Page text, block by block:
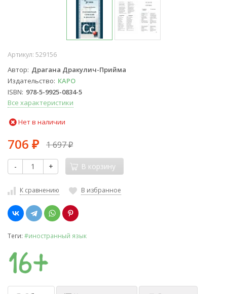
Артикул: 529156
Автор Драгана Дракулич-Прийма
Издательство КАРО
ISBN 978-5-9925-0834-5
Все характеристики
Нет в наличии
706 ₽ 1 697₽
- + В корзину
К сравнению В избранное
Теги: #иностранный язык